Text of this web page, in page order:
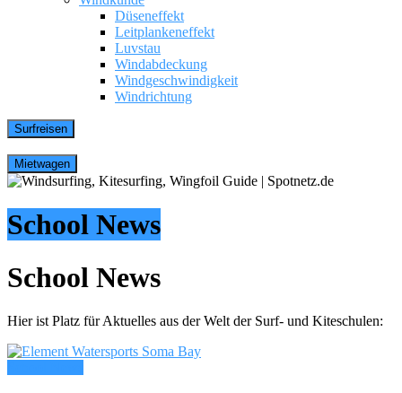
Düseneffekt
Leitplankeneffekt
Luvstau
Windabdeckung
Windgeschwindigkeit
Windrichtung
School News
School News
Hier ist Platz für Aktuelles aus der Welt der Surf- und Kiteschulen: